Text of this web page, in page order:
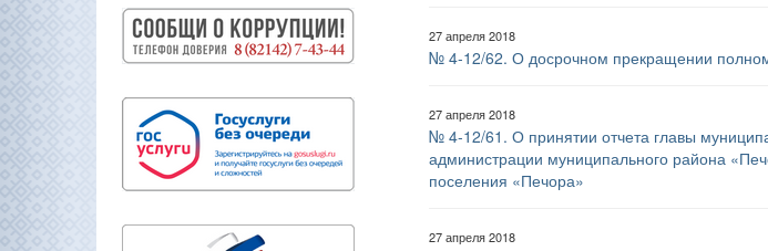
27 апреля 2018
№ 4-12/62. О досрочном прекращении
27 апреля 2018
№ 4-12/61. О принятии отчета главы
администрации муниципального района
поселения «Печора»
27 апреля 2018